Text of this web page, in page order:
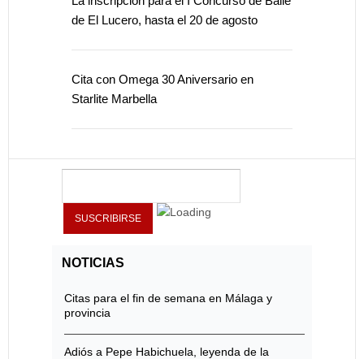
de El Lucero, hasta el 20 de agosto
Cita con Omega 30 Aniversario en
Starlite Marbella
NOTICIAS
Citas para el fin de semana en Málaga y
provincia
Adiós a Pepe Habichuela, leyenda de la